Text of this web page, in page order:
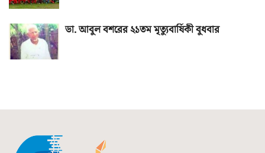
ডা. আবুল বশরের ২১তম মৃত্যুবার্ষিকী বুধবার